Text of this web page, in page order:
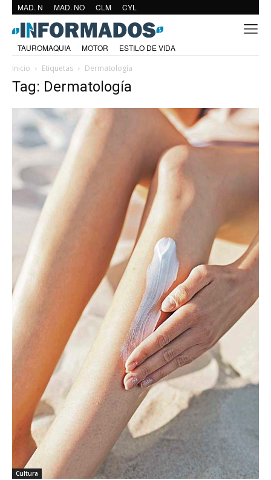
MAD. N MAD. NO CLM CYL
TAUROMAQUIA MOTOR
ESTILO DE VIDA
Inicio
Etiquetas Dermatología
Tag: Dermatología
Cultura